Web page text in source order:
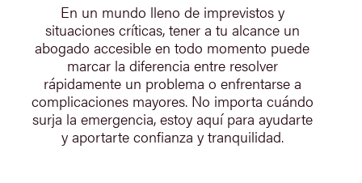
En un mundo lleno de imprevistos y
situaciones críticas, tener a tu alcance un
abogado accesible en todo momento puede
marcar la diferencia entre resolver
rápidamente un problema o enfrentarse a
complicaciones mayores. No importa cuándo
surja la emergencia, estoy aquí para ayudarte
y aportarte confianza y tranquilidad.